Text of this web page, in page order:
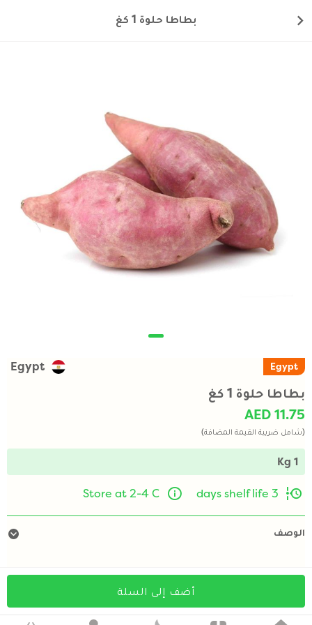
بطاطا حلوة 1 كغ
Egypt
Egypt
بطاطا حلوة 1 كغ
AED 11.75
(شامل ضريبة القيمة المضافة)
1 Kg
3 days shelf life
Store at 2-4 C
الوصف
أضف إلى السلة